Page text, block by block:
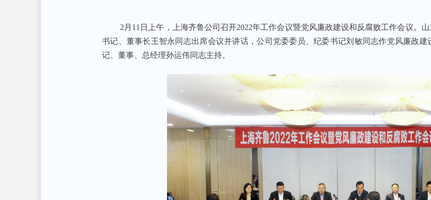
2月11日上午，上海齐鲁公司召开2022年工作会议暨党风廉政建设和反腐败工作会议。
书记、董事长王智永同志出席会议并讲话，公司党委委员、纪委书记刘敏同志作党风廉政
记、董事、总经理孙运伟同志主持。